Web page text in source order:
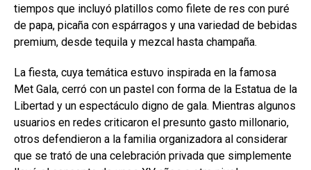
tiempos que incluyó platillos como filete de res con puré
de papa, picaña con espárragos y una variedad de bebidas
premium, desde tequila y mezcal hasta champaña.
La fiesta, cuya temática estuvo inspirada en la famosa
Met Gala, cerró con un pastel con forma de la Estatua de la
Libertad y un espectáculo digno de gala. Mientras algunos
usuarios en redes criticaron el presunto gasto millonario,
otros defendieron a la familia organizadora al considerar
que se trató de una celebración privada que simplemente